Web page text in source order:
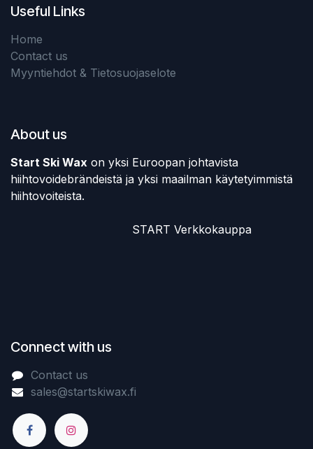
Useful Links
Home
Contact us
Myyntiehdot & Tietosuojaselote
About us
Start Ski Wax on yksi Euroopan johtavista
hiihtovoidebrändeistä ja yksi maailman käytetyimmistä
hiihtovoiteista.
​START Verkkokauppa
Connect with us
Contact us
sales@startskiwax.fi